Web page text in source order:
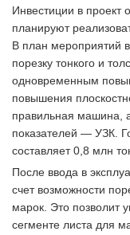
Инвестиции в
планируют
В план мероприятий
порезку тонкого и
одновременным
повышения
правильная машина,
показателей — УЗК.
составляет 0,8 млн
После ввода в
счет возможности
марок. Это позволит
сегменте листа для